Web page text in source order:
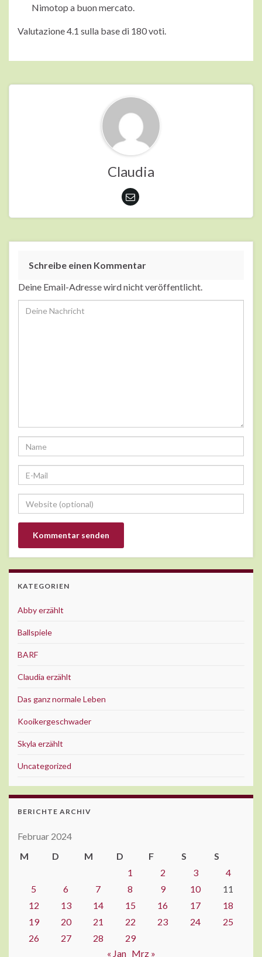
Nimotop a buon mercato.
Valutazione4.1 sulla base di 180voti.
Claudia
Schreibe einen Kommentar
Deine Email-Adresse wird nicht veröffentlicht.
KATEGORIEN
Abby erzählt
Ballspiele
BARF
Claudia erzählt
Das ganz normale Leben
Kooikergeschwader
Skyla erzählt
Uncategorized
BERICHTE ARCHIV
Februar 2024
M
D M D F S
S
1
2 3
4
5
6 7 8 9 10
11
12
13 14 15 16 17
18
19
20 21 22 23 24
25
26
27 28
29
« Jan Mrz »